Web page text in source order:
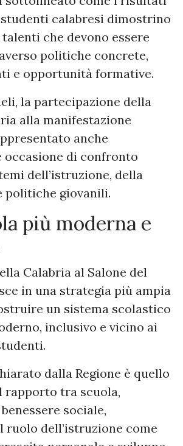
calabresi dimostrino
che devono essere
politiche concrete,
e opportunità formative.
la partecipazione della
alla manifestazione
anche
occasione di confronto
dell’istruzione, della
politiche giovanili.
più moderna e
Calabria al Salone del
in una strategia più ampia
un sistema scolastico
inclusivo e vicino ai
dalla Regione è quello
rapporto tra scuola,
sociale,
ruolo dell’istruzione come